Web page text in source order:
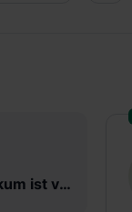
Das Praktikum ist vergütet